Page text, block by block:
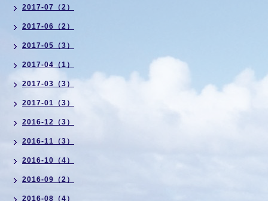
2017-07（2）
2017-06（2）
2017-05（3）
2017-04（1）
2017-03（3）
2017-01（3）
2016-12（3）
2016-11（3）
2016-10（4）
2016-09（2）
2016-08（4）